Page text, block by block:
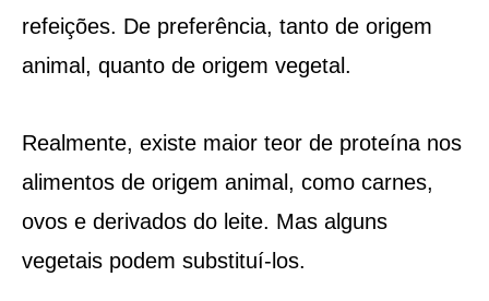
refeições. De preferência, tanto de origem
animal, quanto de origem vegetal.
Realmente, existe maior teor de proteína nos
alimentos de origem animal, como carnes,
ovos e derivados do leite. Mas alguns
vegetais podem substituí-los.